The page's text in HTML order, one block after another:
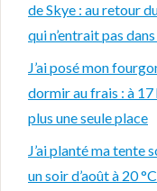
de Skye : au retour
qui n’entrait pas
J’ai posé mon
dormir au frais : à 17
plus une seule place
J’ai planté ma tente
un soir d’août à 20